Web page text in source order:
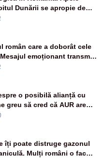
Dunării se apropie de
român care a doborât cele
emoționant transmis
o posibilă alianță cu
greu să cred că AUR are
se va ține de cuvânt”
îți poate distruge gazonul
Mulți români o fac